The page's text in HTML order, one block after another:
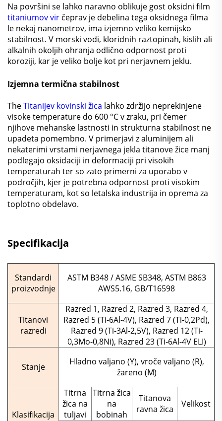
Na površini se lahko naravno oblikuje gost oksidni film
titaniumov vir čeprav je debelina tega oksidnega filma
le nekaj nanometrov, ima izjemno veliko kemijsko
stabilnost. V morski vodi, kloridnih raztopinah, kislih ali
alkalnih okoljih ohranja odlično odpornost proti
koroziji, kar je veliko bolje kot pri nerjavnem jeklu.
Izjemna termična stabilnost
TheTitanijev kovinski žica lahko zdržijo neprekinjene
visoke temperature do 600 °C v zraku, pri čemer
njihove mehanske lastnosti in strukturna stabilnost ne
upadeta pomembno. V primerjavi z aluminijem ali
nekaterimi vrstami nerjavnega jekla titanove žice manj
podlegajo oksidaciji in deformaciji pri visokih
temperaturah ter so zato primerni za uporabo v
področjih, kjer je potrebna odpornost proti visokim
temperaturam, kot so letalska industrija in oprema za
toplotno obdelavo.
Specifikacija
Standardi
proizvodnje
ASTM B348 / ASME SB348, ASTM B863
AWS5.16, GB/T16598
Titanovi
razredi
Razred 1, Razred 2, Razred 3, Razred 4,
Razred 5 (Ti-6Al-4V), Razred 7 (Ti-0,2Pd),
Razred 9 (Ti-3Al-2,5V), Razred 12 (Ti-
0,3Mo-0,8Ni), Razred 23 (Ti-6Al-4V ELI)
Stanje
Hladno valjano (Y), vroče valjano (R),
žareno (M)
Klasifikacija
Titrna
žica na
tuljavi
Titrna žica
na
bobinah
Titanova
ravna žica
Velikost